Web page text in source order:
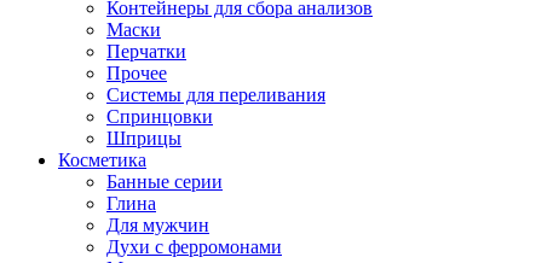
Контейнеры для сбора анализов
Маски
Перчатки
Прочее
Системы для переливания
Спринцовки
Шприцы
Косметика
Банные серии
Глина
Для мужчин
Духи с ферромонами